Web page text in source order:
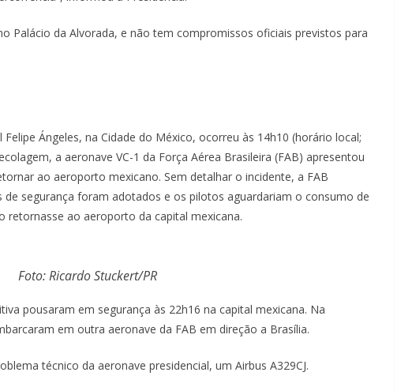
Palácio da Alvorada, e não tem compromissos oficiais previstos para
Ángeles, na Cidade do México, ocorreu às 14h10 (horário local;
a aeronave VC-1 da Força Aérea Brasileira (FAB) apresentou
ao aeroporto mexicano. Sem detalhar o incidente, a FAB
segurança foram adotados e os pilotos aguardariam o consumo de
retornasse ao aeroporto da capital mexicana.
Foto: Ricardo Stuckert/PR
pousaram em segurança às 22h16 na capital mexicana. Na
em outra aeronave da FAB em direção a Brasília.
técnico da aeronave presidencial, um Airbus A329CJ.